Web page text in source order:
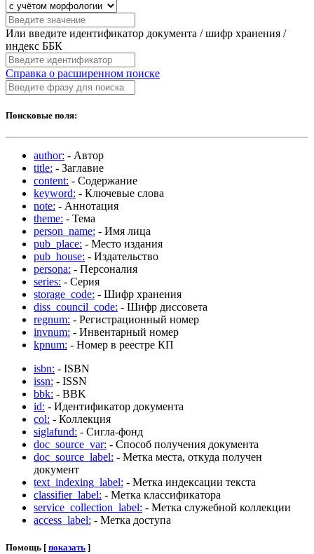
Или введите идентификатор документа / шифр хранения /
индекс ББК
Справка о расширенном поиске
Поисковые поля:
author: - Автор
title: - Заглавие
content: - Содержание
keyword: - Ключевые слова
note: - Аннотация
theme: - Тема
person_name: - Имя лица
pub_place: - Место издания
pub_house: - Издательство
persona: - Персоналия
series: - Серия
storage_code: - Шифр хранения
diss_council_code: - Шифр диссовета
regnum: - Регистрационный номер
invnum: - Инвентарный номер
kpnum: - Номер в реестре КП
isbn: - ISBN
issn: - ISSN
bbk: - BBK
id: - Идентификатор документа
col: - Коллекция
siglafund: - Сигла-фонд
doc_source_var: - Способ получения документа
doc_source_label: - Метка места, откуда получен
документ
text_indexing_label: - Метка индексации текста
classifier_label: - Метка классификатора
service_collection_label: - Метка служебной коллекции
access_label: - Метка доступа
Помощь [ показать ]